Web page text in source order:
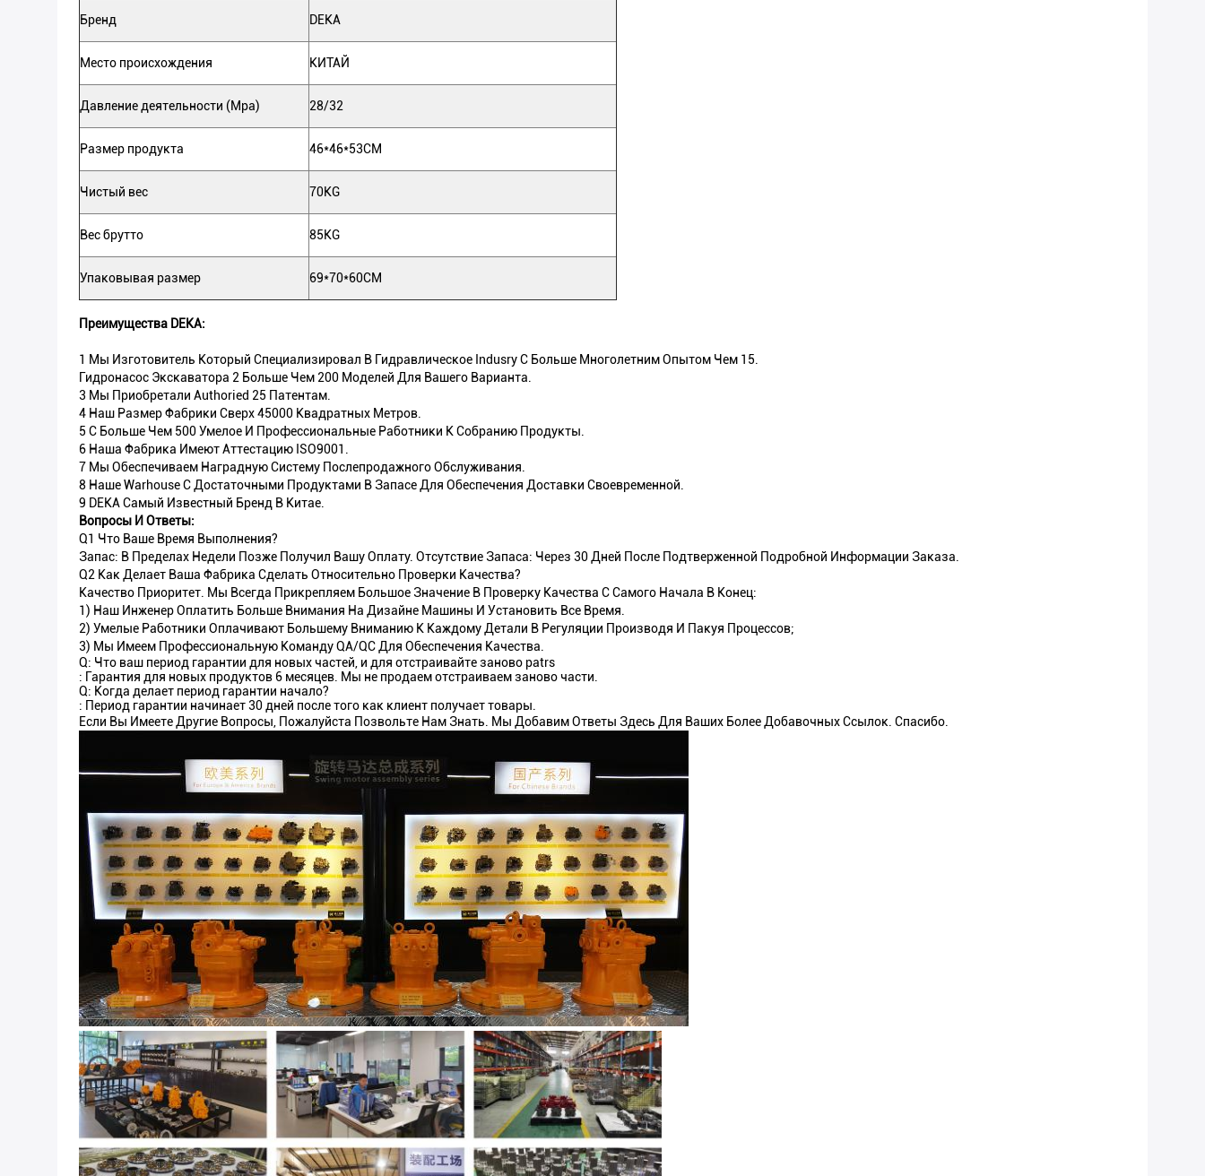
Бренд DEKA
Место происхождения КИТАЙ
Давление деятельности (Mpa) 28/32
Размер продукта 46*46*53CM
Чистый вес 70KG
Вес брутто 85KG
Упаковывая размер 69*70*60CM
Преимущества DEKA:
1 Мы Изготовитель Который Специализировал В Гидравлическое Indusry С Больше Многолетним Опытом Чем 15.
Гидронасос Экскаватора 2 Больше Чем 200 Моделей Для Вашего Варианта.
3 Мы Приобретали Authoried 25 Патентам.
4 Наш Размер Фабрики Сверх 45000 Квадратных Метров.
5 С Больше Чем 500 Умелое И Профессиональные Работники К Собранию Продукты.
6 Наша Фабрика Имеют Аттестацию ISO9001.
7 Мы Обеспечиваем Наградную Систему Послепродажного Обслуживания.
8 Наше Warhouse С Достаточными Продуктами В Запасе Для Обеспечения Доставки Своевременной.
9 DEKA Самый Известный Бренд В Китае.
Вопросы И Ответы:
Q1 Что Ваше Время Выполнения?
Запас: В Пределах Недели Позже Получил Вашу Оплату. Отсутствие Запаса: Через 30 Дней После Подтверженной Подробной Информации Заказа.
Q2 Как Делает Ваша Фабрика Сделать Относительно Проверки Качества?
Качество Приоритет. Мы Всегда Прикрепляем Большое Значение В Проверку Качества С Самого Начала В Конец:
1) Наш Инженер Оплатить Больше Внимания На Дизайне Машины И Установить Все Время.
2) Умелые Работники Оплачивают Большему Вниманию К Каждому Детали В Регуляции Производя И Пакуя Процессов;
3) Мы Имеем Профессиональную Команду QA/QC Для Обеспечения Качества.
Q: Что ваш период гарантии для новых частей, и для отстраивайте заново patrs
: Гарантия для новых продуктов 6 месяцев. Мы не продаем отстраиваем заново части.
Q: Когда делает период гарантии начало?
: Период гарантии начинает 30 дней после того как клиент получает товары.
Если Вы Имеете Другие Вопросы, Пожалуйста Позвольте Нам Знать. Мы Добавим Ответы Здесь Для Ваших Более Добавочных Ссылок. Спасибо.